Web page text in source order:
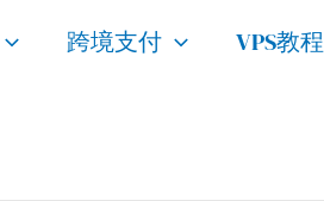
跨境支付 VPS教程